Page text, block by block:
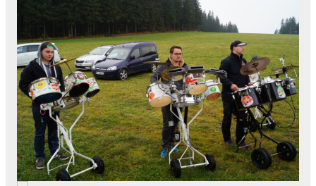
Oktober 2018
Februar 2018
September 2017
Februar 2017
November 2016
Februar 2016
Januar 2016
März 2015
Februar 2015
Januar 2015
November 2014